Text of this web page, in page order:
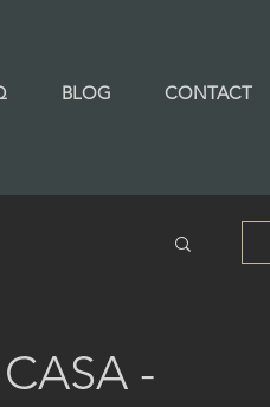
BLOG CONTACT
-